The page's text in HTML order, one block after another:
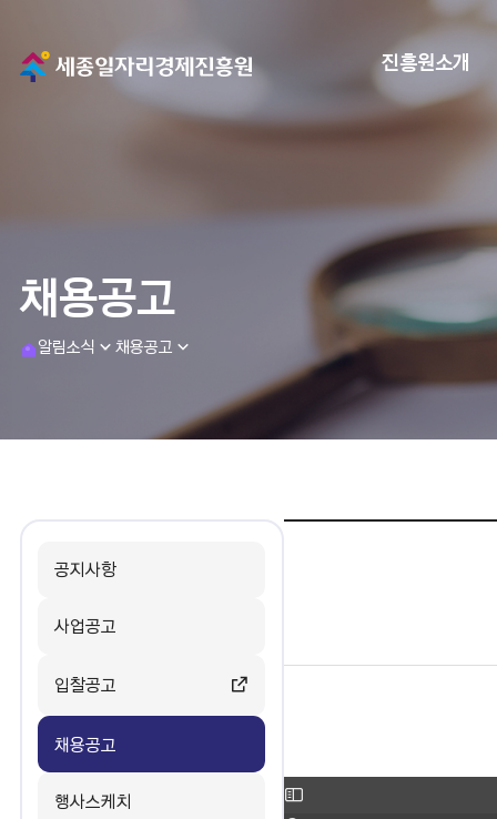
메
인
로
진흥원소개
채용공고
h
알림소식 채용공고
공지사항
사업공고
입찰공고
채용공고
행사스케치